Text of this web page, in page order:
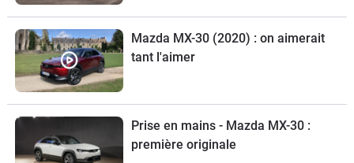
Mazda MX-30 (2020) : on aimerait
tant l'aimer
Prise en mains - Mazda MX-30 :
première originale